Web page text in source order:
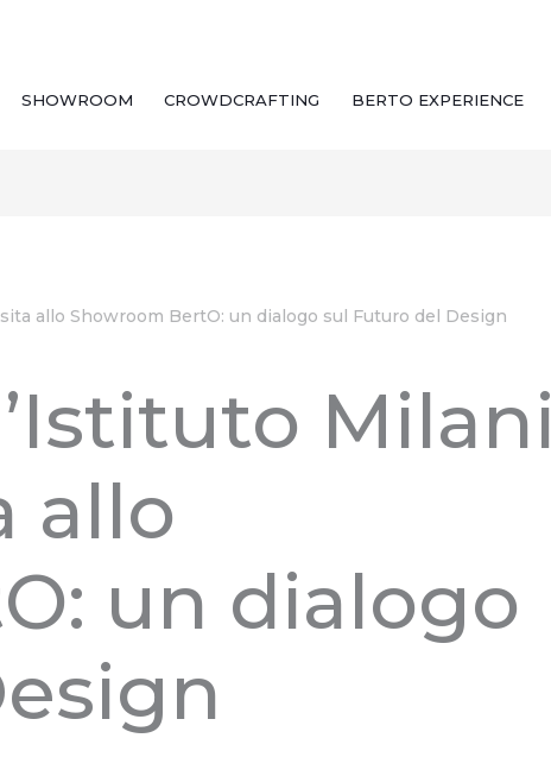
SHOWROOM CROWDCRAFTING BERTO EXPERIENCE
allo Showroom BertO: un dialogo sul Futuro del Design
Milani
allo
un dialogo